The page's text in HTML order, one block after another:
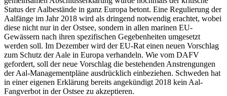
Status der Aalbestände in ganz Europa betont. Eine Regulierung der
Aalfänge im Jahr 2018 wird als dringend notwendig erachtet, wobei
diese nicht nur in der Ostsee, sondern in allen marinen EU-
Gewässern nach ihren spezifischen Gegebenheiten umgesetzt
werden soll. Im Dezember wird der EU-Rat einen neuen Vorschlag
zum Schutz der Aale in Europa verhandeln. Wie vom DAFV
gefordert, soll der neue Vorschlag die bestehenden Anstrengungen
der Aal-Managementpläne ausdrücklich einbeziehen. Schweden hat
in einer eigenen Erklärung bereits angekündigt 2018 kein Aal-
Fangverbot in der Ostsee zu akzeptieren.